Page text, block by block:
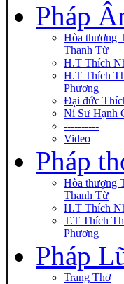
Pháp
Hòa thượng
Thanh Từ
H.T Thích
H.T Thích
Phương
Đại đức
Ni Sư Hạnh
----------
Video
Pháp
Hòa thượng
Thanh Từ
H.T Thích
T.T Thích
Phương
Pháp
Trang Thơ